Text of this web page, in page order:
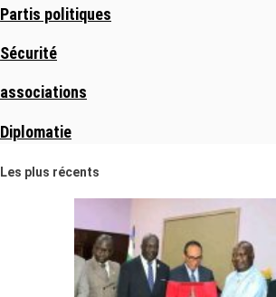
Partis politiques
Sécurité
associations
Diplomatie
Les plus récents